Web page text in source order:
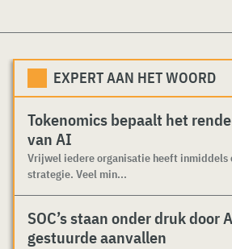
EXPERT AAN HET WOORD
Tokenomics bepaalt het
van AI
Vrijwel iedere organisatie heeft inmiddels
strategie. Veel min...
SOC’s staan onder druk door
gestuurde aanvallen